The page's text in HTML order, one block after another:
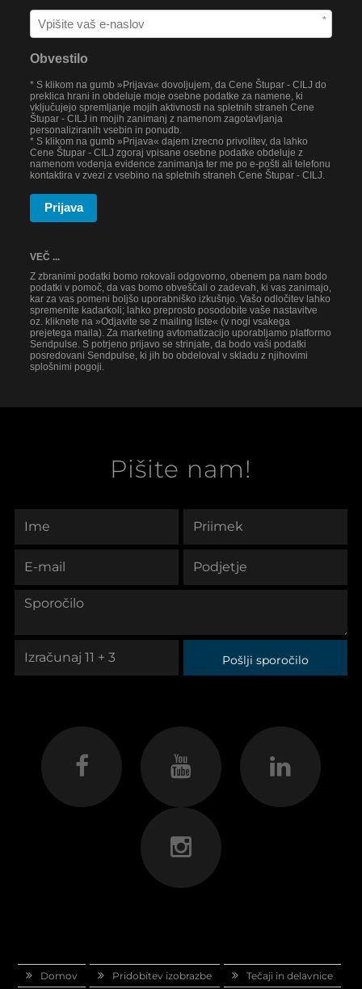
*
Obvestilo
* S klikom na gumb »Prijava« dovoljujem, da Cene Štupar - CILJ do
preklica hrani in obdeluje moje osebne podatke za namene, ki
vključujejo spremljanje mojih aktivnosti na spletnih straneh Cene
Štupar - CILJ in mojih zanimanj z namenom zagotavljanja
personaliziranih vsebin in ponudb.
* S klikom na gumb »Prijava« dajem izrecno privolitev, da lahko
Cene Štupar - CILJ zgoraj vpisane osebne podatke obdeluje z
namenom vodenja evidence zanimanja ter me po e-pošti ali telefonu
kontaktira v zvezi z vsebino na spletnih straneh Cene Štupar - CILJ.
Prijava
VEČ ...
Z zbranimi podatki bomo rokovali odgovorno, obenem pa nam bodo
podatki v pomoč, da vas bomo obveščali o zadevah, ki vas zanimajo,
kar za vas pomeni boljšo uporabniško izkušnjo. Vašo odločitev lahko
spremenite kadarkoli; lahko preprosto posodobite vaše nastavitve
oz. kliknete na »Odjavite se z mailing liste« (v nogi vsakega
prejetega maila). Za marketing avtomatizacijo uporabljamo platformo
Sendpulse. S potrjeno prijavo se strinjate, da bodo vaši podatki
posredovani Sendpulse, ki jih bo obdeloval v skladu z njihovimi
splošnimi pogoji.
Pišite nam!
Pošlji sporočilo
Domov Pridobitev izobrazbe Tečaji in delavnice